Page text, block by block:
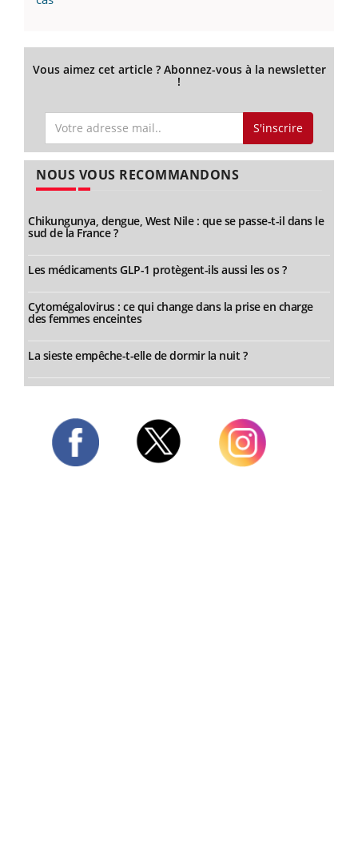
Vous aimez cet article ? Abonnez-vous à la newsletter
!
S'inscrire
NOUS VOUS RECOMMANDONS
Chikungunya, dengue, West Nile : que se passe-t-il dans le
sud de la France ?
Les médicaments GLP-1 protègent-ils aussi les os ?
Cytomégalovirus : ce qui change dans la prise en charge
des femmes enceintes
La sieste empêche-t-elle de dormir la nuit ?